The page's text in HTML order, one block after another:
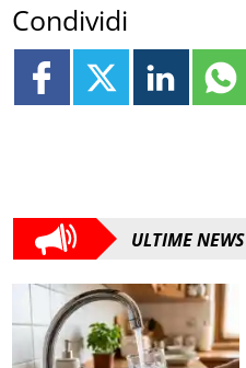
Condividi
ULTIME NEWS